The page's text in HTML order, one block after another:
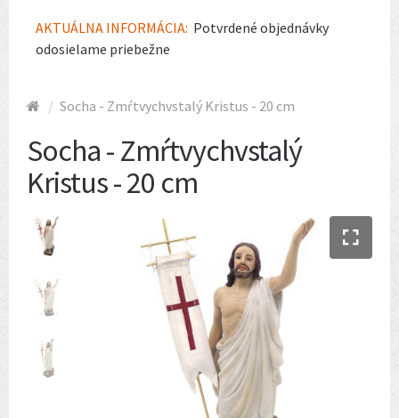
AKTUÁLNA INFORMÁCIA: Potvrdené objednávky
odosielame priebežne
Socha - Zmŕtvychvstalý Kristus - 20 cm
Socha - Zmŕtvychvstalý
Kristus - 20 cm